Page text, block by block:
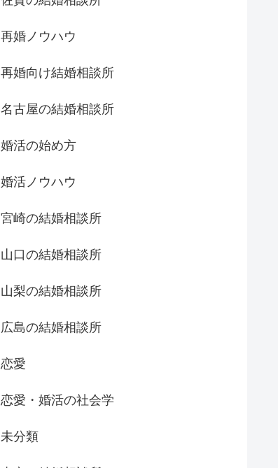
再婚ノウハウ
再婚向け結婚相談所
名古屋の結婚相談所
婚活の始め方
婚活ノウハウ
宮崎の結婚相談所
山口の結婚相談所
山梨の結婚相談所
広島の結婚相談所
恋愛
恋愛・婚活の社会学
未分類